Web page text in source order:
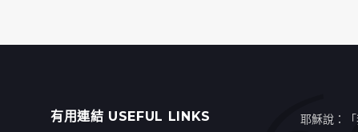
有用連結 USEFUL LINKS
耶穌說：